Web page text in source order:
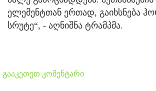
ელემენტთან ერთად, გაიხსნება
სრუტე“, - აღნიშნა ტრამპმა.
გააკეთეთ კომენტარი